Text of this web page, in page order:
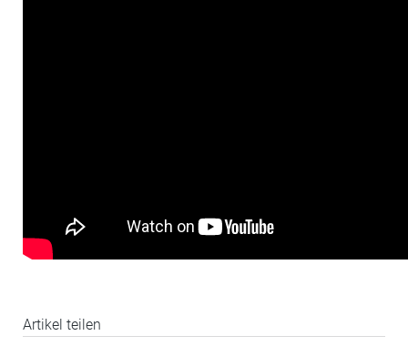
Artikel teilen